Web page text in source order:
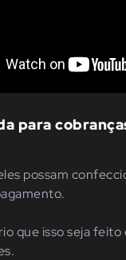
para
possam
que isso seja